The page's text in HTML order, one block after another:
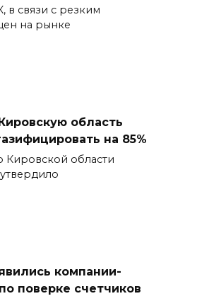
в связи с резким
на рынке
область
на 85%
Кировской области
компании-
поверке счетчиков